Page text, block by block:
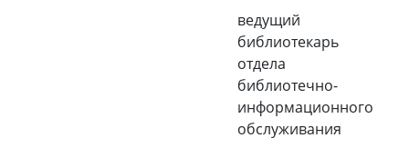
ведущий
библиотекарь
отдела
библиотечно-
информационного
обслуживания